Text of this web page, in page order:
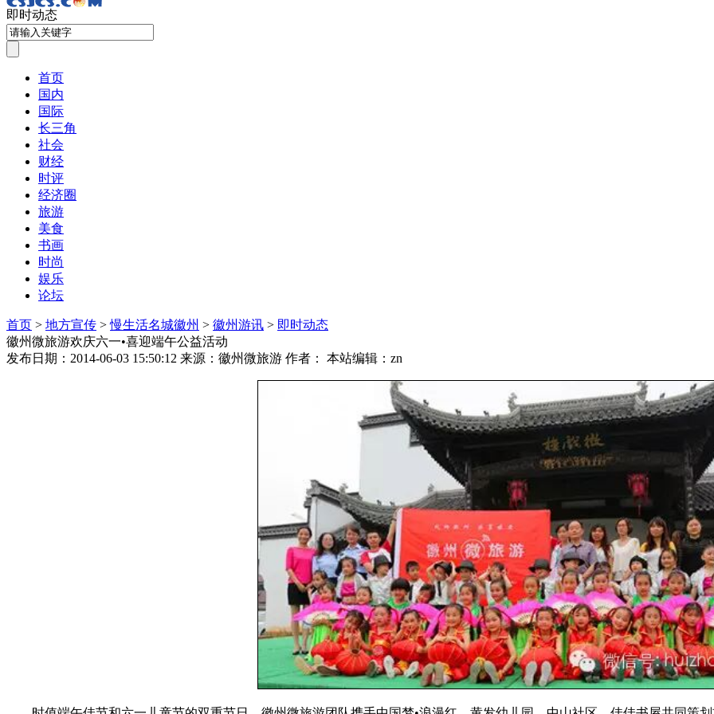
即时动态
首页
国内
国际
长三角
社会
财经
时评
经济圈
旅游
美食
书画
时尚
娱乐
论坛
首页 > 地方宣传 >慢生活名城徽州 > 徽州游讯 > 即时动态
徽州微旅游欢庆六一•喜迎端午公益活动
发布日期：2014-06-03 15:50:12 来源：徽州微旅游 作者： 本站编辑：zn